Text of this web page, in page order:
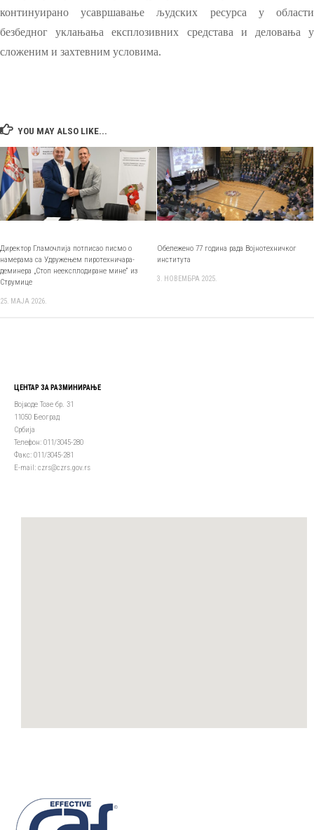
континуирано усавршавање људских ресурса у области
безбедног уклањања експлозивних средстава и деловања у
сложеним и захтевним условима.
YOU MAY ALSO LIKE...
Директор Гламочлија потписао писмо о
намерама са Удружењем пиротехничара-
деминера „Стоп неексплодиране мине“ из
Струмице
25. МАЈА 2026.
Обележено 77 година рада Војнотехничког
института
3. НОВЕМБРА 2025.
ЦЕНТАР ЗА РАЗМИНИРАЊЕ
Војводе Тозе бр. 31
11050 Београд
Србија
Телефон: 011/3045-280
Факс: 011/3045-281
Е-mail: czrs@czrs.gov.rs